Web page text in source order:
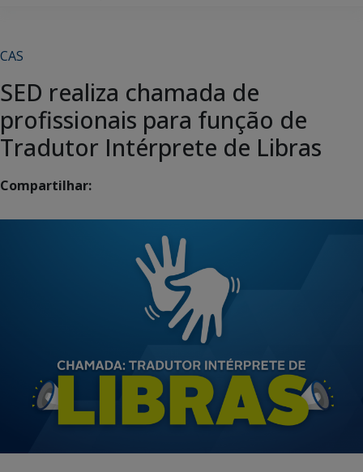
CAS
SED realiza chamada de
profissionais para função de
Tradutor Intérprete de Libras
Compartilhar: